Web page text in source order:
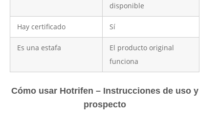
disponible
Hay certificado Sí
Es una estafa
El producto original
funciona
Cómo usar Hotrifen – Instrucciones de uso y
prospecto